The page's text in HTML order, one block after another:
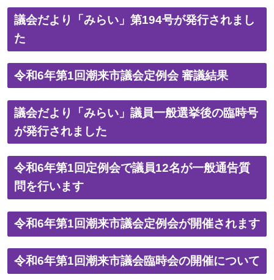
議会だより「みらい」第194号が発行されまし
た
令和6年第1回潮来市議会定例会 審議結果
議会だより「みらい」議員一般選挙後の臨時号
が発行されました
令和6年第1回定例会で議員12名が一般通告質
問を行います
令和6年第1回潮来市議会定例会が開催されます
令和6年第1回潮来市議会臨時会の開催について